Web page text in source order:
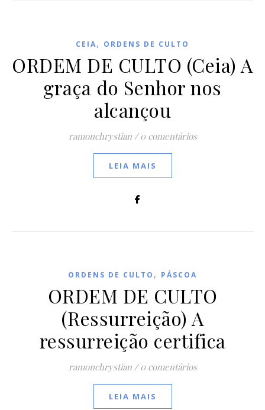
CEIA, ORDENS DE CULTO
ORDEM DE CULTO (Ceia) A
graça do Senhor nos
alcançou
ramonchrystian / 0 comentários
LEIA MAIS
ORDENS DE CULTO , PÁSCOA
ORDEM DE CULTO
(Ressurreição) A
ressurreição certifica
ramonchrystian / 0 comentários
LEIA MAIS